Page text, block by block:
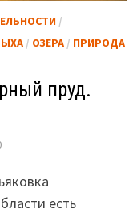
/
/ ОЗЕРА/ ПРИРОДА
пруд.
есть